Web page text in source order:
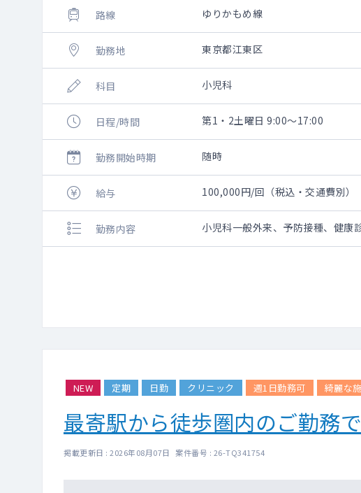
路線 ゆりかもめ線
勤務地 東京都江東区
科目 小児科
日程/時間 第1・2土曜日 9:00～17:00
勤務開始時期 随時
給与 100,000円/回（税込・交通費別）
勤務内容 小児科一般外来、予防接種、健康
NEW 定期 日勤 クリニック 週1日勤務可 綺麗な
最寄駅から徒歩圏内のご勤務
掲載更新日 : 2026年08月07日 案件番号 : 26-TQ341754